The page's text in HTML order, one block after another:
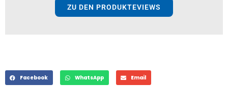
ZU DEN PRODUKTEVIEWS
Facebook WhatsApp Email